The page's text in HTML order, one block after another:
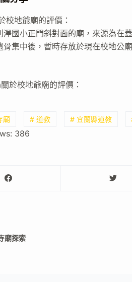
校地爺廟的評價：
澤國小正門斜對面的廟，來源為在
骨集中後，暫時存放於現在校地公
於校地爺廟的評價：
廟 # 道教 # 宜蘭縣道教
386
廟探索